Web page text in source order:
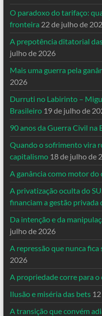
O paradoxo do tarifaço:
fronteira 22 de julho de
A prepotência ditatorial
julho de 2026
Mais uma guerra pela
2026
Durruti no Labirinto –
Brasileiro 19 de julho de
90 anos da Guerra Civil na
Quando o sofrimento vira
capitalismo 18 de julho de
A ganância como motor do
A privatização oculta do
financiam a gestão privada
Da intenção e da
julho de 2026
A repressão que nunca
2026
A propriedade corre para
Ilusão e miséria das bets
A transição que convém